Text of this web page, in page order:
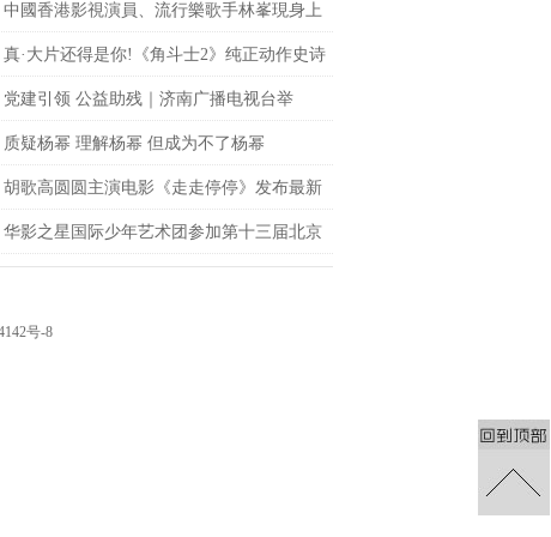
中國香港影視演員、流行樂歌手林峯現身上
商場 點亮「繽紛歐普藝術樂園」開幕儀式
真·大片还得是你!《角斗士2》纯正动作史诗
席卷大银幕
党建引领 公益助残｜济南广播电视台举
光”公益观影活动
质疑杨幂 理解杨幂 但成为不了杨幂
胡歌高圆圆主演电影《走走停停》发布最新
狂野一家上演劲爆日常
华影之星国际少年艺术团参加第十三届北京
号-8